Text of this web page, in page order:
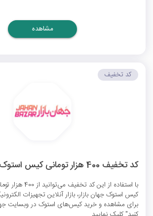
مشاهده
کد تخفیف 400 هزار تومانی کیس استوک جهان بازار
با استفاده از این کد
کیس استوک جهان بازار، بازار آنلاین تجهیزات
برای مشاهده و خرید کیس‌های استوک در وبسایت
کد تخفیف